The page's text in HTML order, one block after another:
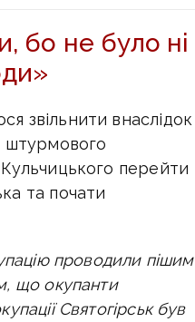
бо не було ні
звільнити внаслідок
штурмового
Кульчицького перейти
та почати
проводили пішим
що окупанти
Святогірськ був